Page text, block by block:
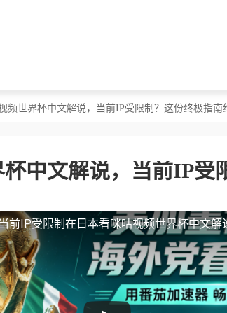
频世界杯中文解说，当前IP受限制？这份终极指南
中文解说，当前IP受
前IP受限制 在日本看咪咕视频世界杯中文